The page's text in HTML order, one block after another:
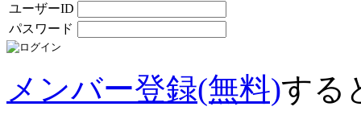
ユーザーID
パスワード
メンバー登録(無料)する